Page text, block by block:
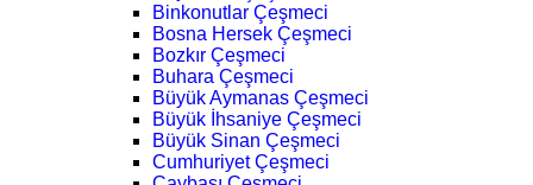
Binkonutlar Çeşmeci
Bosna Hersek Çeşmeci
Bozkır Çeşmeci
Buhara Çeşmeci
Büyük Aymanas Çeşmeci
Büyük İhsaniye Çeşmeci
Büyük Sinan Çeşmeci
Cumhuriyet Çeşmeci